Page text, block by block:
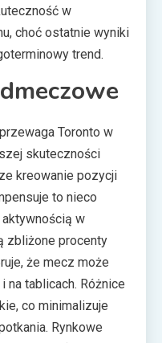
w
choć ostatnie wyniki
trend.
Toronto w
skuteczności
kreowanie pozycji
to nieco
w
zbliżone procenty
że mecz może
tablicach. Różnice
co minimalizuje
Rynkowe